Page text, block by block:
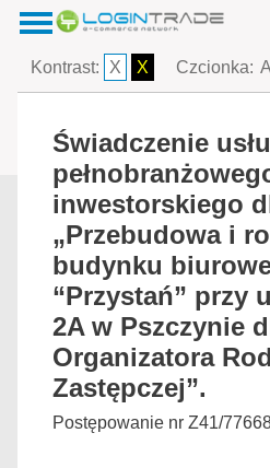
Kontrast: X X Czcionka: A
Świadczenie
inwestorskiego
„Przebudowa i
budynku
“Przystań” przy
2A w Pszczynie
Organizatora
Zastępczej”.
Postępowanie nr Z41/